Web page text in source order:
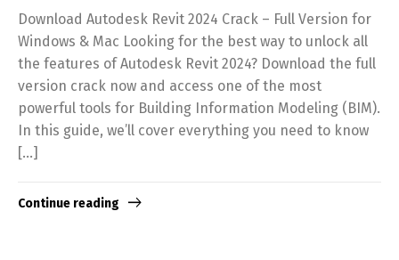
Download Autodesk Revit 2024 Crack – Full Version for
Windows & Mac Looking for the best way to unlock all
the features of Autodesk Revit 2024? Download the full
version crack now and access one of the most
powerful tools for Building Information Modeling (BIM).
In this guide, we’ll cover everything you need to know
[…]
Continue reading